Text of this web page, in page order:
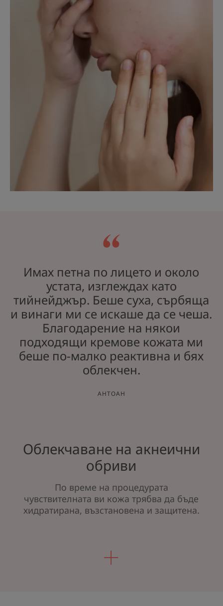
Имах петна по лицето и около
устата, изглеждах като
тийнейджър. Беше суха, сърбяща
и винаги ми се искаше да се чеша.
Благодарение на някои
подходящи кремове кожата ми
беше по-малко реактивна и бях
облекчен.
АНТОАН
Облекчаване на акнеични
обриви
По време на процедурата
чувствителната ви кожа трябва да бъде
хидратирана, възстановена и защитена.